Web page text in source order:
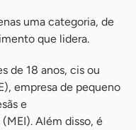
uma categoria, de
que lidera.
de 18 anos, cis ou
empresa de pequeno
e
Além disso, é